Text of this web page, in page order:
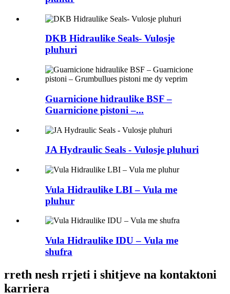
DKB Hidraulike Seals- Vulosje
pluhuri
Guarnicione hidraulike BSF –
Guarnicione pistoni –...
JA Hydraulic Seals - Vulosje pluhuri
Vula Hidraulike LBI – Vula me
pluhur
Vula Hidraulike IDU – Vula me
shufra
rreth nesh rrjeti i shitjeve na kontaktoni
karriera